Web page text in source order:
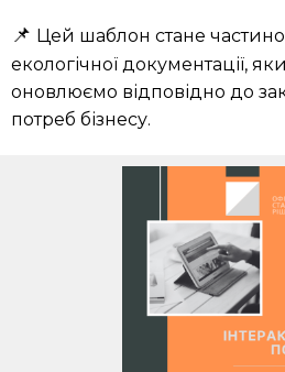
📌 Цей шаблон стане
екологічної документації,
оновлюємо відповідно до
потреб бізнесу.